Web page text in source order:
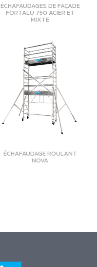
ÉCHAFAUDAGES DE FAÇADE
FORTALU 750 ACIER ET
MIXTE
ÉCHAFAUDAGE ROULANT
NOVA